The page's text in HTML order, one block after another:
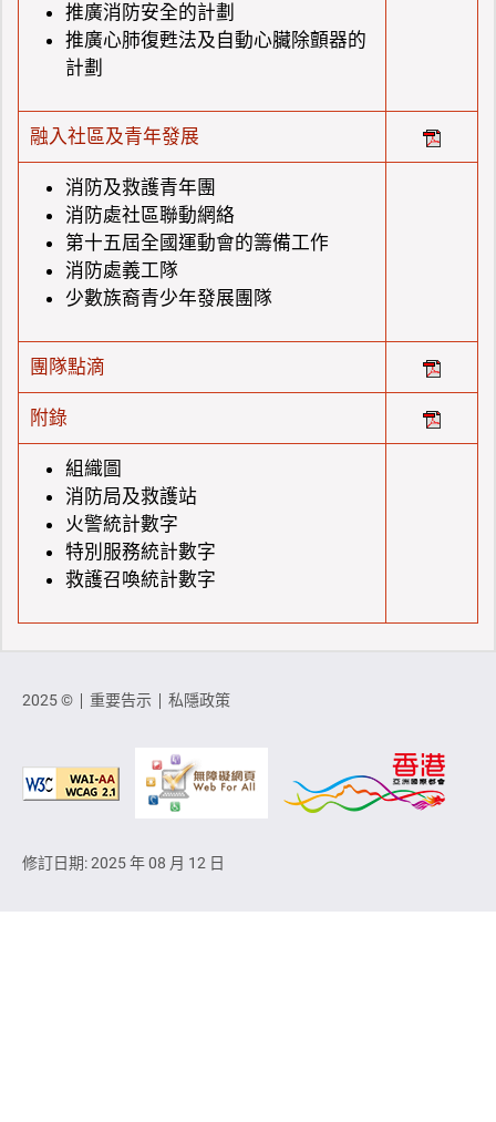
推廣消防安全的計劃
推廣心肺復甦法及自動心臟除顫器的
計劃
融入社區及青年發展
消防及救護青年團
消防處社區聯動網絡
第十五屆全國運動會的籌備工作
消防處義工隊
少數族裔青少年發展團隊
團隊點滴
附錄
組織圖
消防局及救護站
火警統計數字
特別服務統計數字
救護召喚統計數字
2025 © 重要告示 私隱政策
修訂日期: 2025 年 08 月 12 日